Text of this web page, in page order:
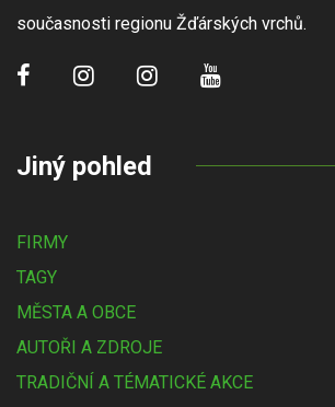
současnosti regionu Žďárských vrchů.
Jiný pohled
FIRMY
TAGY
MĚSTA A OBCE
AUTOŘI A ZDROJE
TRADIČNÍ A TÉMATICKÉ AKCE